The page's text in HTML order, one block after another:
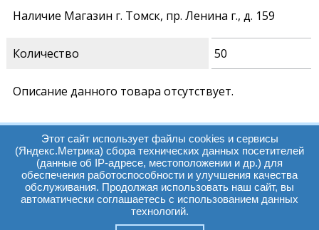
Наличие Магазин г. Томск, пр. Ленина г., д. 159
Количество 50
Описание данного товара отсутствует.
Часы работы:
Томск, пр. Ленина г,
д. 159
Этот сайт использует файлы cookies и сервисы
(Яндекс.Метрика) сбора технических данных посетителей
(данные об IP-адресе, местоположении и др.) для
обеспечения работоспособности и улучшения качества
обслуживания. Продолжая использовать наш сайт, вы
автоматически соглашаетесь с использованием данных
технологий.